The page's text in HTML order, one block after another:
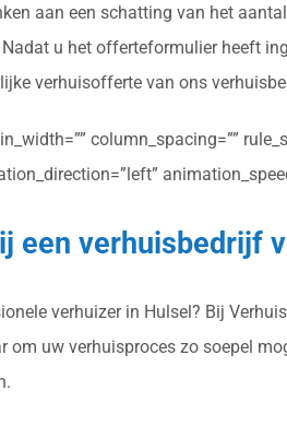
aan een schatting van het
u het offerteformulier heeft
verhuisofferte van ons
column_spacing=””
een verhuisbedrijf
verhuizer in Hulsel? Bij
om uw verhuisproces zo soepel